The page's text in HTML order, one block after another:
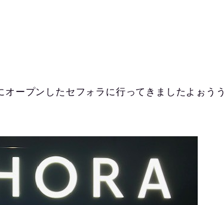
ープンしたセフォラに行ってきましたよぉうう